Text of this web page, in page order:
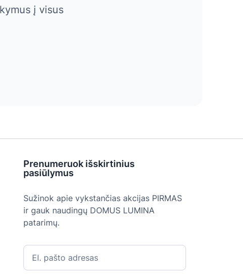
į visus
Prenumeruok išskirtinius
pasiūlymus
Sužinok apie vykstančias akcijas PIRMAS
ir gauk naudingų DOMUS LUMINA
patarimų.